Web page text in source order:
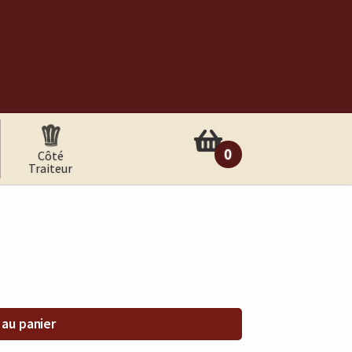
Côté
Traiteur
0
arti
panier